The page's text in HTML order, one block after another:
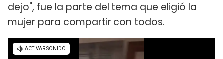
dejo", fue la parte del tema que eligió la
mujer para compartir con todos.